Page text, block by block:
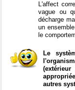
L'affect
vague ou
décharge
un
le
Le
autres